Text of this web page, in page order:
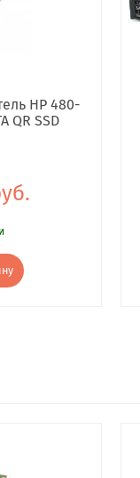
HP 480-
QR SSD